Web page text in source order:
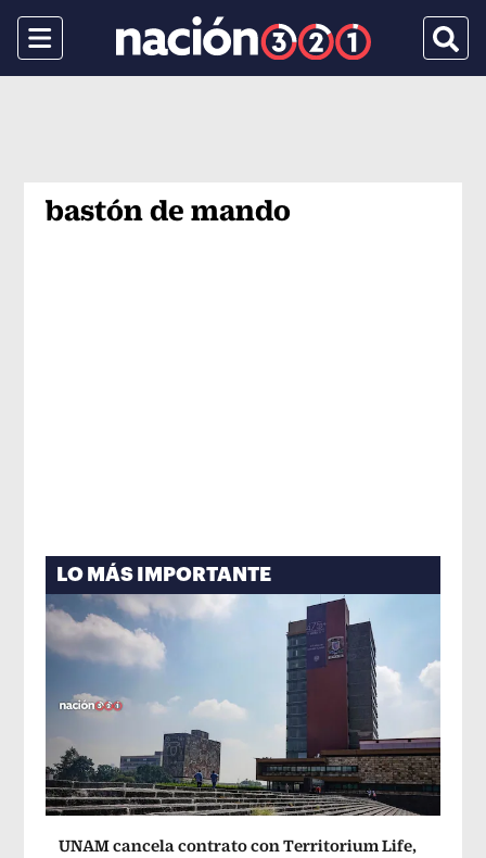
Menu
bastón de mando
LO MÁS IMPORTANTE
UNAM cancela contrato con Territorium Life,